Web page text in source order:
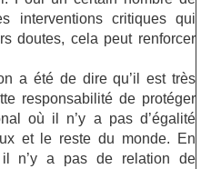
interventions critiques qui
doutes, cela peut renforcer
a été de dire qu’il est très
responsabilité de protéger
où il n’y a pas d’égalité
et le reste du monde. En
n’y a pas de relation de